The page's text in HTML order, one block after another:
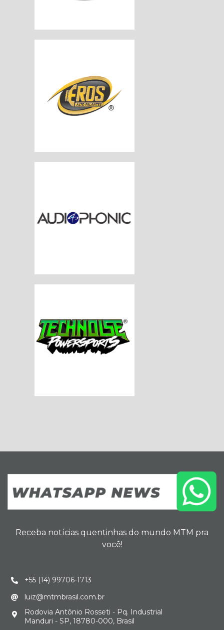
Receba notícias quentinhas do mundo MTM pra
você!
+55 (14) 99706-1713
luiz@mtmbrasil.com.br
Rodovia Antônio Rosseti - Pq. Industrial
Manduri - SP, 18780-000, Brasil